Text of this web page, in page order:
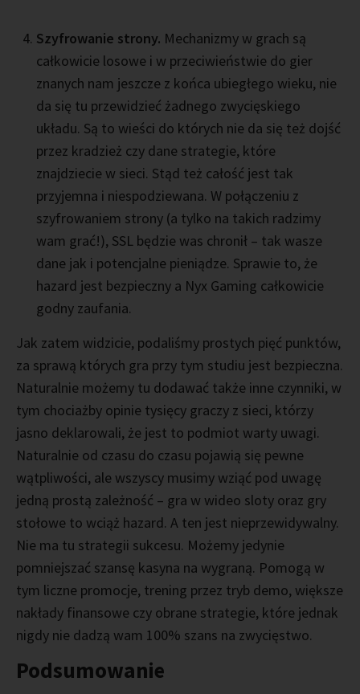
Szyfrowanie strony. Mechanizmy w grach są
całkowicie losowe i w przeciwieństwie do gier
znanych nam jeszcze z końca ubiegłego wieku, nie
da się tu przewidzieć żadnego zwycięskiego
układu. Są to wieści do których nie da się też dojść
przez kradzież czy dane strategie, które
znajdziecie w sieci. Stąd też całość jest tak
przyjemna i niespodziewana. W połączeniu z
szyfrowaniem strony (a tylko na takich radzimy
wam grać!), SSL będzie was chronił – tak wasze
dane jak i potencjalne pieniądze. Sprawie to, że
hazard jest bezpieczny a Nyx Gaming całkowicie
godny zaufania.
Jak zatem widzicie, podaliśmy prostych pięć punktów,
za sprawą których gra przy tym studiu jest bezpieczna.
Naturalnie możemy tu dodawać także inne czynniki, w
tym chociażby opinie tysięcy graczy z sieci, którzy
jasno deklarowali, że jest to podmiot warty uwagi.
Naturalnie od czasu do czasu pojawią się pewne
wątpliwości, ale wszyscy musimy wziąć pod uwagę
jedną prostą zależność – gra w wideo sloty oraz gry
stołowe to wciąż hazard. A ten jest nieprzewidywalny.
Nie ma tu strategii sukcesu. Możemy jedynie
pomniejszać szansę kasyna na wygraną. Pomogą w
tym liczne promocje, trening przez tryb demo, większe
nakłady finansowe czy obrane strategie, które jednak
nigdy nie dadzą wam 100% szans na zwycięstwo.
Podsumowanie